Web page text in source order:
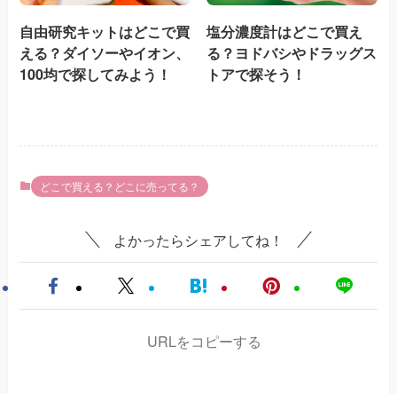
自由研究キットはどこで買
える？ダイソーやイオン、
100均で探してみよう！
塩分濃度計はどこで買え
る？ヨドバシやドラッグス
トアで探そう！
どこで買える？どこに売ってる？
よかったらシェアしてね！
URLをコピーする